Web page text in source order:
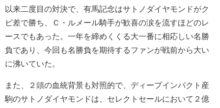
以来二度目の対決で、有馬記念はサトノダイヤモンドがク
ビ差で勝ち、Ｃ・ルメール騎手が歓喜の涙を流すほどのレ
ースでもあった。一年を締めくくる大一番に相応しい名勝
負であり、今回も名勝負を期待するファンが戦前から大い
に沸いていた。
また、２頭の血統背景も対照的で、ディープインパクト産
駒のサトノダイヤモンドは、セレクトセールにおいて２億